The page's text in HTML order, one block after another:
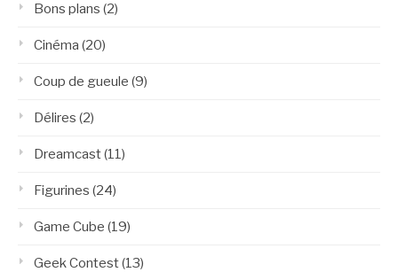
Bons plans (2)
Cinéma (20)
Coup de gueule (9)
Délires (2)
Dreamcast(11)
Figurines (24)
Game Cube (19)
Geek Contest(13)